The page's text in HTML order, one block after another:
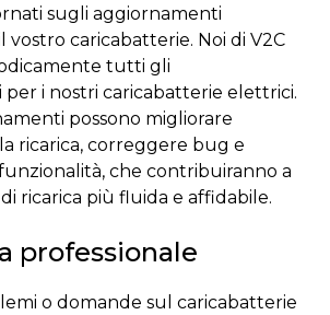
sugli aggiornamenti
vostro caricabatterie. Noi di V2C
tutti gli
i nostri caricabatterie elettrici.
possono migliorare
ricarica, correggere bug e
che contribuiranno a
ricarica più fluida e affidabile.
professionale
o domande sul caricabatterie